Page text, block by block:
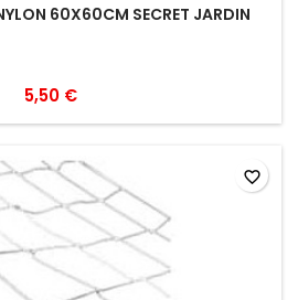
60X60CM SECRET JARDIN
5,50 €
favorite_border